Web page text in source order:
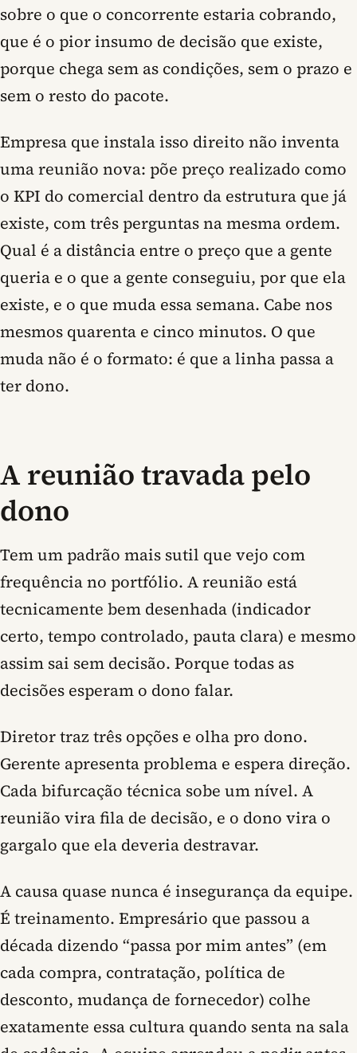
sobre o que o concorrente estaria cobrando,
que é o pior insumo de decisão que existe,
porque chega sem as condições, sem o prazo e
sem o resto do pacote.
Empresa que instala isso direito não inventa
uma reunião nova: põe preço realizado como
o KPI do comercial dentro da estrutura que já
existe, com três perguntas na mesma ordem.
Qual é a distância entre o preço que a gente
queria e o que a gente conseguiu, por que ela
existe, e o que muda essa semana. Cabe nos
mesmos quarenta e cinco minutos. O que
muda não é o formato: é que a linha passa a
ter dono.
A reunião travada pelo
dono
Tem um padrão mais sutil que vejo com
frequência no portfólio. A reunião está
tecnicamente bem desenhada (indicador
certo, tempo controlado, pauta clara) e mesmo
assim sai sem decisão. Porque todas as
decisões esperam o dono falar.
Diretor traz três opções e olha pro dono.
Gerente apresenta problema e espera direção.
Cada bifurcação técnica sobe um nível. A
reunião vira fila de decisão, e o dono vira o
gargalo que ela deveria destravar.
A causa quase nunca é insegurança da equipe.
É treinamento. Empresário que passou a
década dizendo “passa por mim antes” (em
cada compra, contratação, política de
desconto, mudança de fornecedor) colhe
exatamente essa cultura quando senta na sala